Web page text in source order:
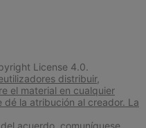
License 4.0.
distribuir,
el material en cualquier
dé la atribución al creador. La
acuerdo, comuníquese